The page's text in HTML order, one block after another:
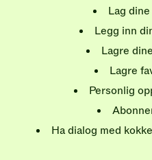
Lag
Legg inn
Lagre
Lagre
Personlig
Ha dialog med